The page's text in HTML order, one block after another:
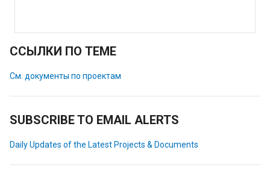
ССЫЛКИ ПО ТЕМЕ
См. документы по проектам
SUBSCRIBE TO EMAIL ALERTS
Daily Updates of the Latest Projects & Documents